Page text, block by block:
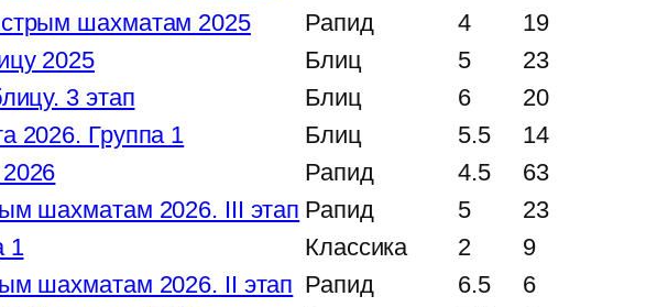
шахматам 2025 Рапид 4
19
2025 Блиц 5
23
3 этап Блиц 6
20
2026. Группа 1 Блиц 5.5
14
Рапид 4.5
63
шахматам 2026. III этап Рапид 5
23
1 Классика 2
9
шахматам 2026. II этап Рапид 6.5
6